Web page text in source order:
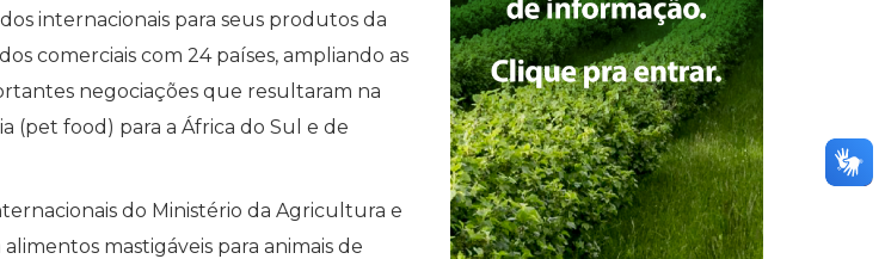
internacionais para seus produtos da
comerciais com 24 países, ampliando as
negociações que resultaram na
(pet food) para a África do Sul e de
do Ministério da Agricultura e
mastigáveis para animais de